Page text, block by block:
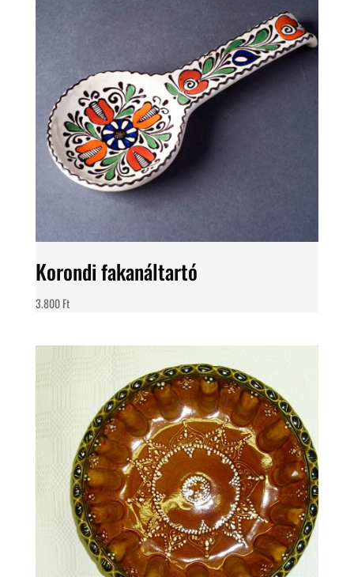
Korondi fakanáltartó
3.800Ft